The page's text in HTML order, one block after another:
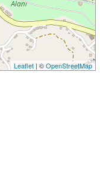
Leaflet| ©OpenStreetMap